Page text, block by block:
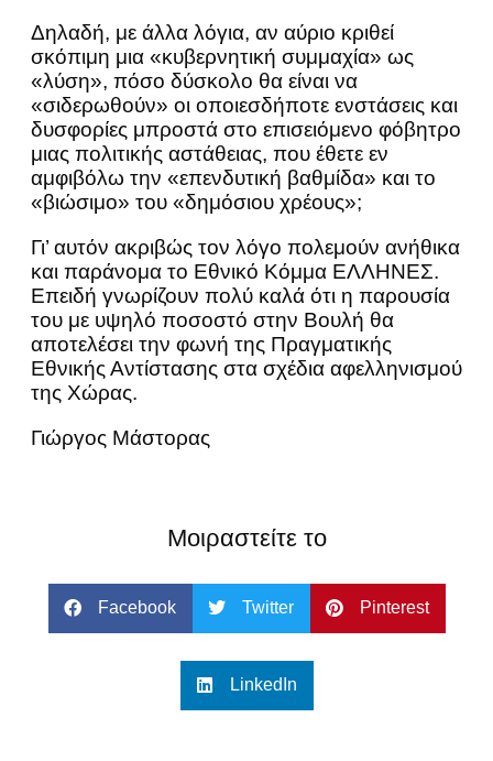
Δηλαδή, με άλλα λόγια, αν αύριο κριθεί
σκόπιμη μια «κυβερνητική συμμαχία» ως
«λύση», πόσο δύσκολο θα είναι να
«σιδερωθούν» οι οποιεσδήποτε ενστάσεις και
δυσφορίες μπροστά στο επισειόμενο φόβητρο
μιας πολιτικής αστάθειας, που έθετε εν
αμφιβόλω την «επενδυτική βαθμίδα» και το
«βιώσιμο» του «δημόσιου χρέους»;
Γι’ αυτόν ακριβώς τον λόγο πολεμούν ανήθικα
και παράνομα το Εθνικό Κόμμα ΕΛΛΗΝΕΣ.
Επειδή γνωρίζουν πολύ καλά ότι η παρουσία
του με υψηλό ποσοστό στην Βουλή θα
αποτελέσει την φωνή της Πραγματικής
Εθνικής Αντίστασης στα σχέδια αφελληνισμού
της Χώρας.
Γιώργος Μάστορας
Μοιραστείτε το
Facebook Twitter Pinterest
LinkedIn